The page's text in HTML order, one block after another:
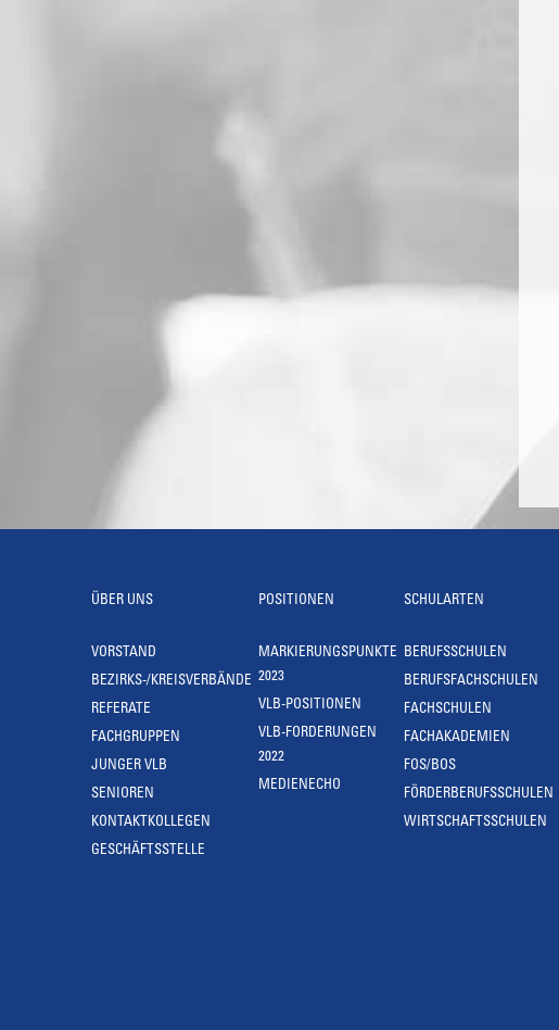
ÜBER UNS
VORSTAND
BEZIRKS-/KREISVERBÄNDE
REFERATE
FACHGRUPPEN
JUNGER VLB
SENIOREN
KONTAKTKOLLEGEN
GESCHÄFTSSTELLE
POSITIONEN
MARKIERUNGSPUNKTE
2023
VLB-POSITIONEN
VLB-FORDERUNGEN
2022
MEDIENECHO
SCHULARTEN
BERUFSSCHULEN
BERUFSFACHSCHULEN
FACHSCHULEN
FACHAKADEMIEN
FOS/BOS
FÖRDERBERUFSSCHULEN
WIRTSCHAFTSSCHULEN